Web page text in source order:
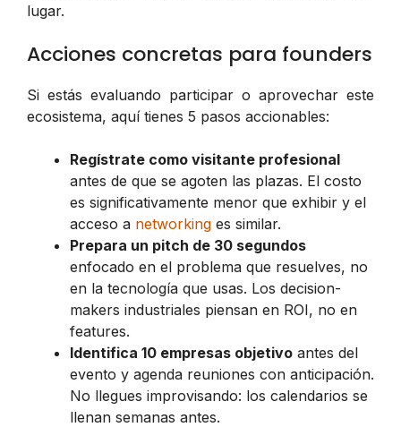
lugar.
Acciones concretas para founders
Si estás evaluando participar o aprovechar este
ecosistema, aquí tienes 5 pasos accionables:
Regístrate como visitante profesional
antes de que se agoten las plazas. El costo
es significativamente menor que exhibir y el
acceso a networking es similar.
Prepara un pitch de 30 segundos
enfocado en el problema que resuelves, no
en la tecnología que usas. Los decision-
makers industriales piensan en ROI, no en
features.
Identifica 10 empresas objetivo antes del
evento y agenda reuniones con anticipación.
No llegues improvisando: los calendarios se
llenan semanas antes.